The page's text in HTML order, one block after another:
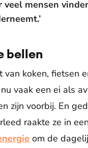
veel mensen
bellen
van koken, fietsen
vaak een ei als
zijn voorbij. En
raakte ze in
om de